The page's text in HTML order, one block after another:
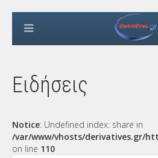
Ειδήσεις
Notice: Undefined index: share in
/var/www/vhosts/derivatives.gr/
on line 110